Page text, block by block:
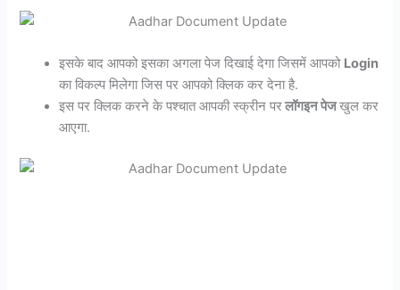
इसके बाद आपको इसका अगला पेज दिखाई देगा जिसमें आपको Login
का विकल्प मिलेगा जिस पर आपको क्लिक कर देना है.
इस पर क्लिक करने के पश्चात आपकी स्क्रीन परलॉगइन पेजखुल कर
आएगा.